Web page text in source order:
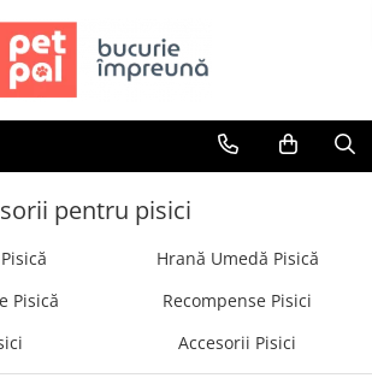
pentru pisici
Hrană Umedă Pisică
Pisică
Recompense Pisici
Accesorii Pisici